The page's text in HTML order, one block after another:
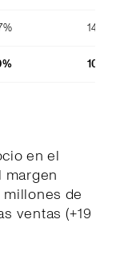
14,4%
100%
en el
margen
millones de
ventas (+19